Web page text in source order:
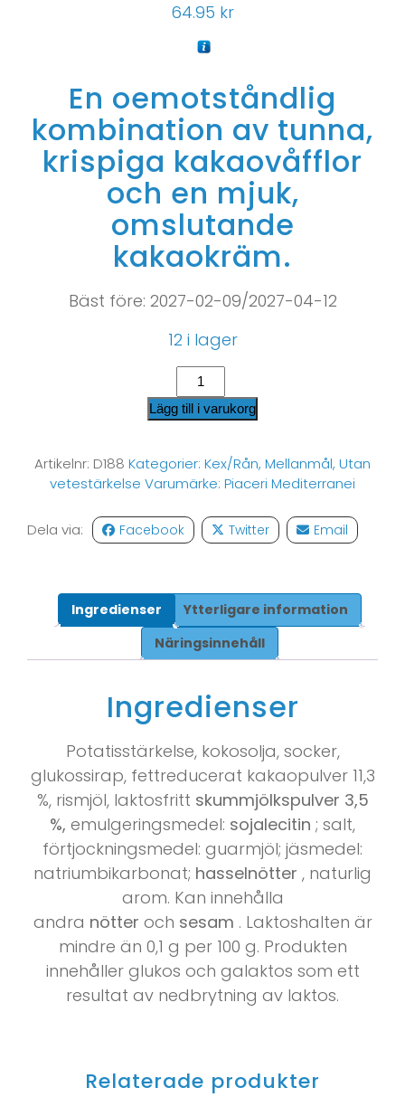
64.95 kr
En oemotståndlig
kombination av tunna,
krispiga kakaovåfflor
och en mjuk,
omslutande
kakaokräm.
Bäst före: 2027-02-09/2027-04-12
12 i lager
Lägg till i varukorg
Artikelnr: D188 Kategorier: Kex/Rån, Mellanmål, Utan
vetestärkelse Varumärke: Piaceri Mediterranei
Dela via: Facebook Twitter Email
Ingredienser
Ytterligare information
Näringsinnehåll
Ingredienser
Potatisstärkelse, kokosolja, socker,
glukossirap, fettreducerat kakaopulver 11,3
%, rismjöl, laktosfritt skummjölkspulver 3,5
%, emulgeringsmedel: sojalecitin ; salt,
förtjockningsmedel: guarmjöl; jäsmedel:
natriumbikarbonat; hasselnötter , naturlig
arom. Kan innehålla
andra nötter och sesam . Laktoshalten är
mindre än 0,1 g per 100 g. Produkten
innehåller glukos och galaktos som ett
resultat av nedbrytning av laktos.
Relaterade produkter